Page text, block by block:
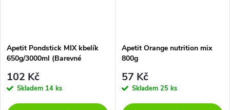
Apetit Pondstick MIX kbelík
650g/3000ml (Barevné
102 Kč
Skladem 14 ks
Apetit Orange nutrition mix
800g
57 Kč
Skladem 25 ks